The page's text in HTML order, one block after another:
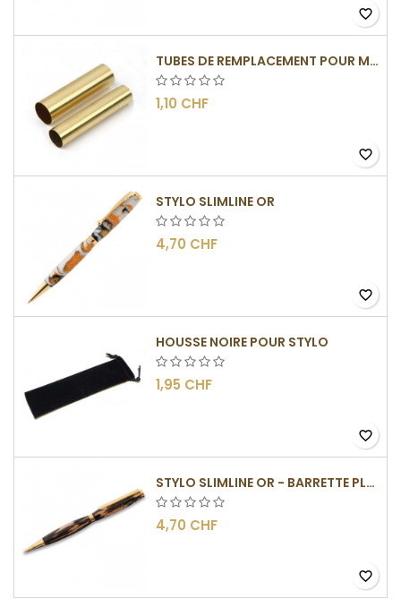
favorite_border
TUBES DE REMPLACEMENT POUR MÉCANISME SLIMLINE
1,10 CHF
favorite_border
STYLO SLIMLINE OR
4,70 CHF
favorite_border
HOUSSE NOIRE POUR STYLO
1,95 CHF
favorite_border
STYLO SLIMLINE OR - BARRETTE PLATE
4,70 CHF
favorite_border